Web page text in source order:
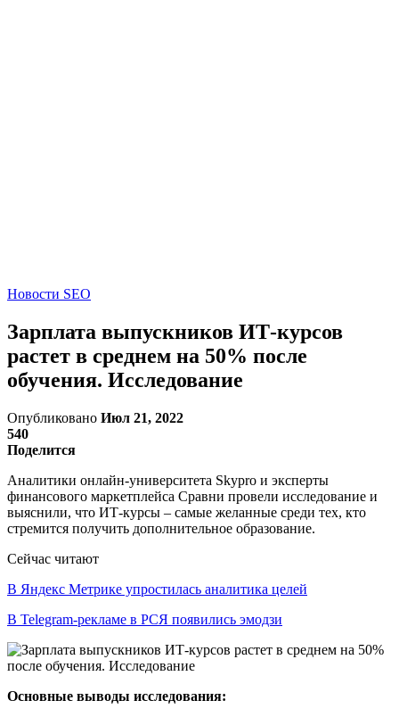
Новости SEO
Зарплата выпускников ИТ-курсов
растет в среднем на 50% после
обучения. Исследование
Опубликовано Июл 21, 2022
540
Поделится
Аналитики онлайн-университета Skypro и эксперты
финансового маркетплейса Сравни провели исследование и
выяснили, что ИТ-курсы – самые желанные среди тех, кто
стремится получить дополнительное образование.
Сейчас читают
В Яндекс Метрике упростилась аналитика целей
В Telegram-рекламе в РСЯ появились эмодзи
Основные выводы исследования: